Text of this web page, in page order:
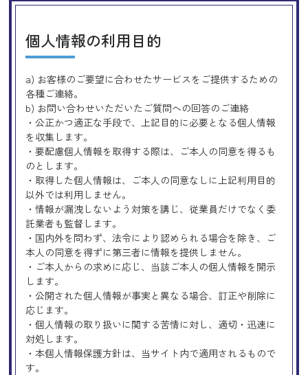
個人情報の利用目的
a) お客様のご要望に合わせたサービスをご提供するための
各種ご連絡。
b) お問い合わせいただいたご質問への回答のご連絡
・公正かつ適正な手段で、上記目的に必要となる個人情報
を収集します。
・要配慮個人情報を取得する際は、ご本人の同意を得るも
のとします。
・取得した個人情報は、ご本人の同意なしに上記利用目的
以外では利用しません。
・情報が漏洩しないよう対策を講じ、従業員だけでなく委
託業者も監督します。
・国内外を問わず、法令により認められる場合を除き、ご
本人の同意を得ずに第三者に情報を提供しません。
・ご本人からの求めに応じ、当該ご本人の個人情報を開示
します。
・公開された個人情報が事実と異なる場合、訂正や削除に
応じます。
・個人情報の取り扱いに関する苦情に対し、適切・迅速に
対処します。
・本個人情報保護方針は、当サイト内で適用されるもので
す。